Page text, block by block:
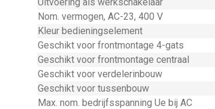
Nom. vermogen, AC-23, 400 V
Kleur bedieningselement
Geschikt voor frontmontage 4-gats
Geschikt voor frontmontage centraal
Geschikt voor verdelerinbouw
Geschikt voor tussenbouw
Max. nom. bedrijfsspanning Ue bij AC